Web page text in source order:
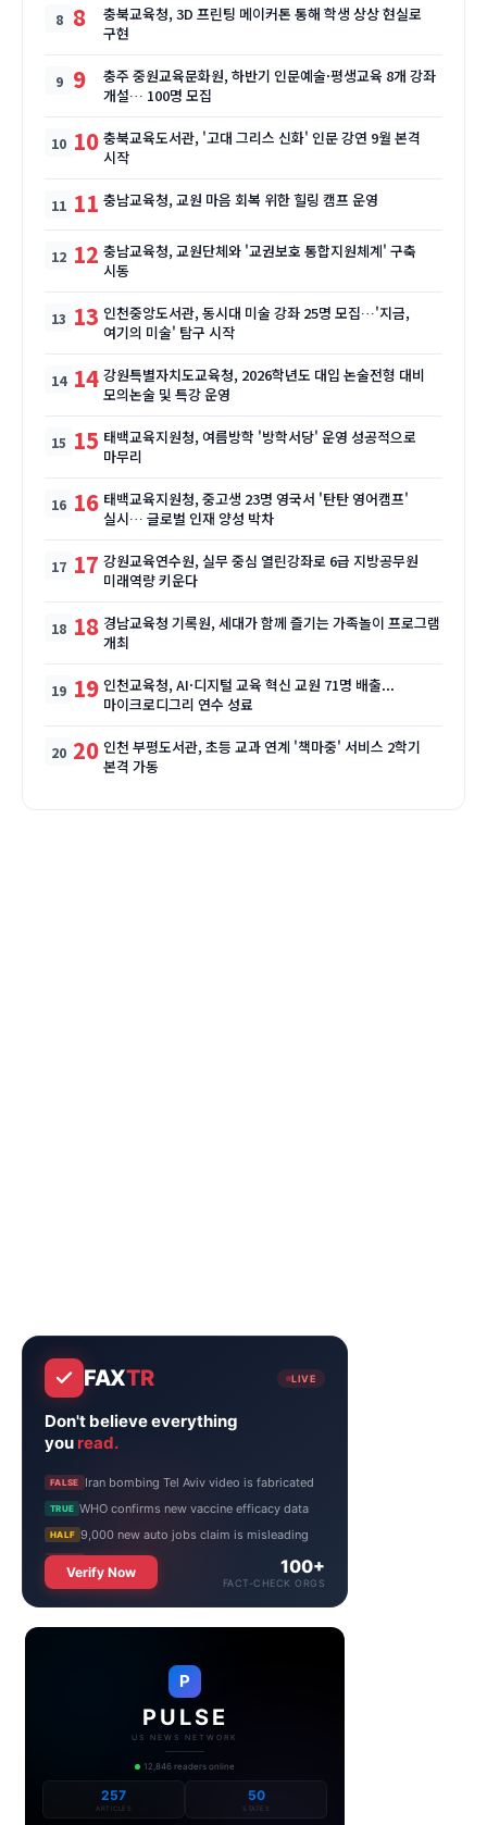
8
충북교육청, 3D 프린팅 메이커톤 통해 학생 상상 현실로
구현
9
충주 중원교육문화원, 하반기 인문예술·평생교육 8개 강좌
개설… 100명 모집
10 충북교육도서관, '고대 그리스 신화' 인문 강연 9월 본격
시작
11 충남교육청, 교원 마음 회복 위한 힐링 캠프 운영
12 충남교육청, 교원단체와 '교권보호 통합지원체계' 구축
시동
13 인천중앙도서관, 동시대 미술 강좌 25명 모집…'지금,
여기의 미술' 탐구 시작
14 강원특별자치도교육청, 2026학년도 대입 논술전형 대비
모의논술 및 특강 운영
15 태백교육지원청, 여름방학 '방학서당' 운영 성공적으로
마무리
16 태백교육지원청, 중고생 23명 영국서 '탄탄 영어캠프'
실시… 글로벌 인재 양성 박차
17 강원교육연수원, 실무 중심 열린강좌로 6급 지방공무원
미래역량 키운다
18 경남교육청 기록원, 세대가 함께 즐기는 가족놀이 프로그램
개최
19 인천교육청, AI·디지털 교육 혁신 교원 71명 배출...
마이크로디그리 연수 성료
20 인천 부평도서관, 초등 교과 연계 '책마중' 서비스 2학기
본격 가동